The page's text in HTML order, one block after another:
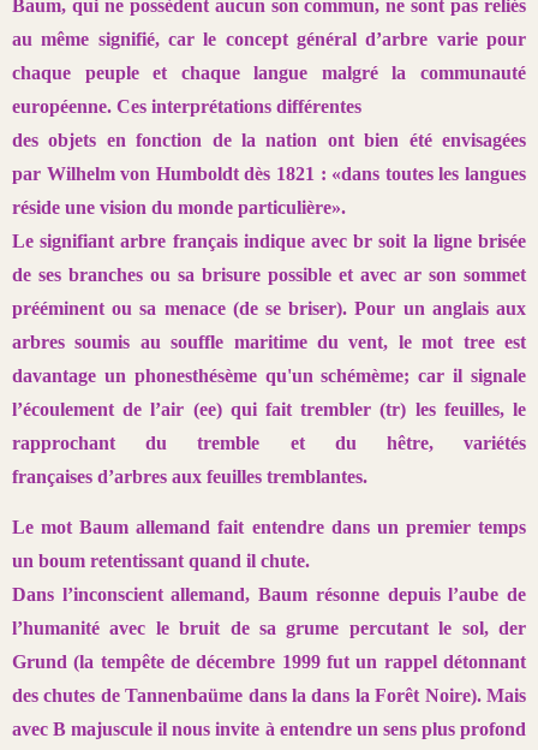
Baum, qui ne possèdent aucun son commun, ne sont pas reliés
au même signifié, car le concept général d’arbre varie pour
chaque peuple et chaquelangue malgré la communauté
européenne. Ces interprétations différentes
des objets en fonction de la nation ont bien été envisagées
par Wilhelm von Humboldt dès 1821 : «dans toutes les langues
réside une vision du monde particulière».
Le signifiant arbre français indique avec br soit la ligne brisée
de ses branches ou sa brisure possible et avec ar son sommet
prééminent ou sa menace (de se briser). Pour un anglais aux
arbres soumis au souffle maritime du vent, le mot tree est
davantage un phonesthésème qu'un schémème; car il signale
l’écoulement de l’air (ee) qui fait trembler(tr) les feuilles, le
rapprochant du tremble et du hêtre, variétés
françaises d’arbres aux feuilles tremblantes.
Le mot Baum allemand fait entendre dans un premier temps
un boum retentissant quand il chute.
Dans l’inconscient allemand, Baum résonne depuis l’aube de
l’humanitéavec le bruit de sa grume percutant le sol, der
Grund (la tempête dedécembre 1999 fut un rappel détonnant
des chutes de Tannenbaüme dans la dans la Forêt Noire). Mais
avec B majuscule il nous invite à entendre un sens plus profond